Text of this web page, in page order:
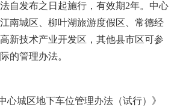
自发布之日起施行，有效期2年。中心
南城区、柳叶湖旅游度假区、常德经
新技术产业开发区，其他县市区可参
的管理办法。
心城区地下车位管理办法（试行）》